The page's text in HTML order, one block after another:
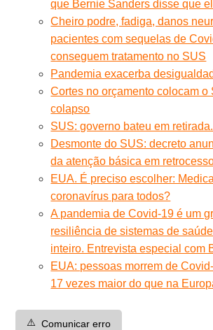
que Bernie Sanders disse que
Cheiro podre, fadiga, danos
pacientes com sequelas de
conseguem tratamento no SUS
Pandemia exacerba
Cortes no orçamento colocam o
colapso
SUS: governo bateu em
Desmonte do SUS: decreto
da atenção básica em
EUA. É preciso escolher:
coronavírus para todos?
A pandemia de Covid-19 é um
resiliência de sistemas de
inteiro. Entrevista especial com
EUA: pessoas morrem de
17 vezes maior do que na
⚠️ Comunicar erro